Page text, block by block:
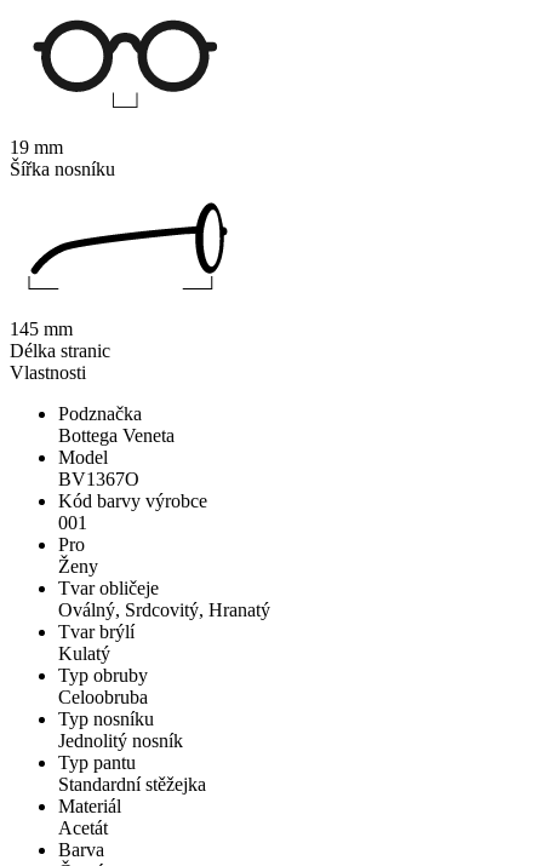
Vlastnosti
Podznačka
Bottega Veneta
Model
BV1367O
Kód barvy výrobce
001
Pro
Ženy
Tvar obličeje
Oválný, Srdcovitý, Hranatý
Tvar brýlí
Kulatý
Typ obruby
Celoobruba
Typ nosníku
Jednolitý nosník
Typ pantu
Standardní stěžejka
Materiál
Acetát
Barva
19 mm
Šířka nosníku
145 mm
Délka stranic